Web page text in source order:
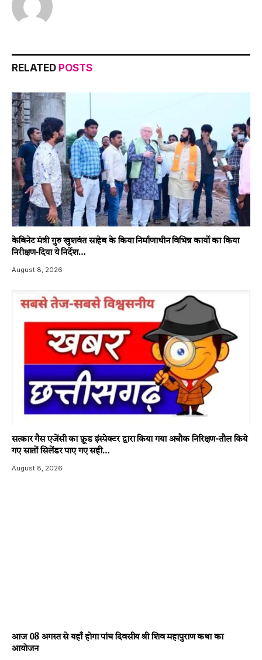
RELATED POSTS
केबिनेट मंत्री गुरु खुशवंत साहेब के किया निर्माणाधीन विभिन्न कार्यो का किया
निरीक्षण-दिया ये निर्देश…
August 8, 2026
सत्कार गैस एजेंसी का फ़ूड इंस्पेक्टर द्वारा किया गया अचौक निरिक्षण-तौल किये
गए सातों सिलेंडर पाए गए सही…
August 8, 2026
आज 08 अगस्त से यहाँ होगा पांच दिवसीय श्री शिव महापुराण कथा का
आयोजन